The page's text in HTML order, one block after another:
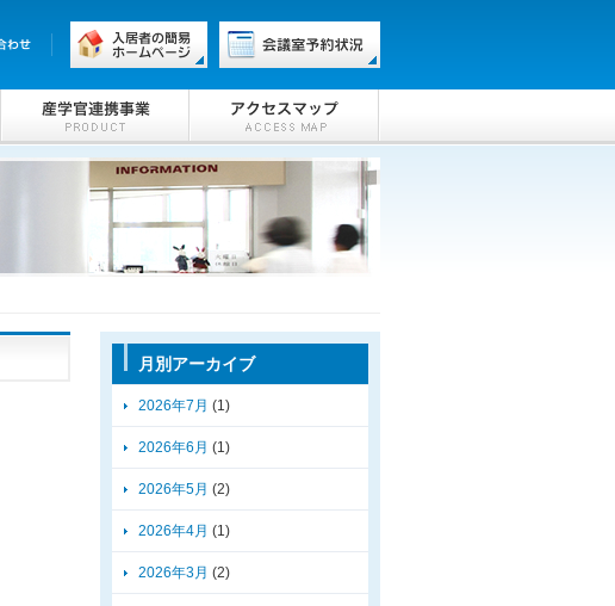
月別アーカイブ
2026年7月 (1)
2026年6月 (1)
2026年5月 (2)
2026年4月 (1)
2026年3月 (2)